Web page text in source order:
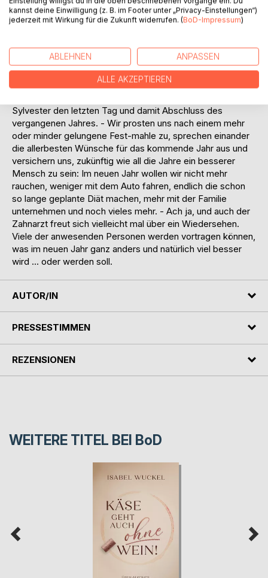
Und was bitteschön hat ein Weihnachtslied mit Guten
Vorsätzen für das Jahr 2024 zu tun?
mit Guten Vorsätzen für den anstehenden Jahreswechsel
zu tun, außer daß die Guten Vorsätze genau eine Woche
nach Heiligen Abend aktuell werden. Alle Jahre wieder
Sylvester den letzten Tag und damit Abschluss des
vergangenen Jahres. - Wir prosten uns nach einem mehr
oder minder gelungene Fest-mahle zu, sprechen einander
die allerbesten Wünsche für das kommende Jahr aus und
versichern uns, zukünftig wie all die Jahre ein besserer
Mensch zu sein: Im neuen Jahr wollen wir nicht mehr
rauchen, weniger mit dem Auto fahren, endlich die schon
so lange geplante Diät machen, mehr mit der Familie
unternehmen und noch vieles mehr. - Ach ja, und auch der
Zahnarzt freut sich vielleicht mal über ein Wiedersehen.
Viele der anwesenden Personen werden vortragen können,
was im neuen Jahr ganz anders und natürlich viel besser
wird ... oder werden soll.
AUTOR/IN
PRESSESTIMMEN
REZENSIONEN
WEITERE TITEL BEI BoD
kannst deine Einwilligung (z. B. im Footer unter „Privacy-Einstellungen“)
jederzeit mit Wirkung für die Zukunft widerrufen. (BoD-Impressum)
ABLEHNEN ANPASSEN
ALLE AKZEPTIEREN